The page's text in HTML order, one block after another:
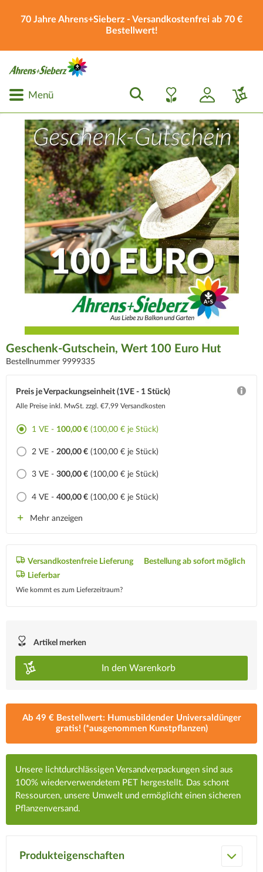
70 Jahre Ahrens+Sieberz - Versandkostenfrei ab 70 €
Bestellwert!
Menü
Geschenk-Gutschein, Wert 100 Euro Hut
Bestellnummer 9999335
Preis je Verpackungseinheit (1VE - 1 Stück)
Alle Preise inkl. MwSt. zzgl. €7,99 Versandkosten
1 VE - 100,00 € (100,00 € je Stück)
2 VE - 200,00 € (100,00 € je Stück)
3 VE - 300,00 € (100,00 € je Stück)
4 VE - 400,00 € (100,00 € je Stück)
Mehr anzeigen
Versandkostenfreie Lieferung
Lieferbar
Wie kommt es zum Lieferzeitraum?
Bestellung ab sofort möglich
Artikel merken
In den Warenkorb
Ab 49 € Bestellwert: Humusbildender Universaldünger
gratis! (*ausgenommen Kunstpflanzen)
Unsere lichtdurchlässigen Versandverpackungen sind aus
100% wiederverwendetem PET hergestellt. Das schont
Ressourcen, unsere Umwelt und ermöglicht einen sicheren
Pflanzenversand.
Produkteigenschaften